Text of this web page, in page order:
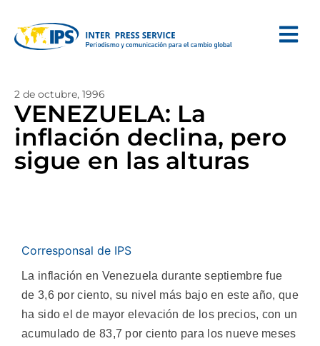
2 de octubre, 1996
VENEZUELA: La
inflación declina, pero
sigue en las alturas
Corresponsal de IPS
La inflación en Venezuela durante septiembre fue
de 3,6 por ciento, su nivel más bajo en este año, que
ha sido el de mayor elevación de los precios, con un
acumulado de 83,7 por ciento para los nueve meses